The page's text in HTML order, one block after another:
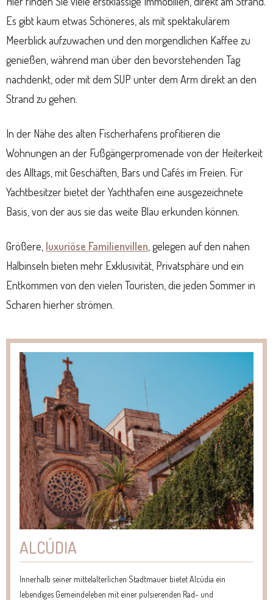
Es gibt kaum etwas Schöneres, als mit spektakulärem
Meerblick aufzuwachen und den morgendlichen Kaffee zu
genießen, während man über den bevorstehenden Tag
nachdenkt, oder mit dem SUP unter dem Arm direkt an den
Strand zu gehen.
In der Nähe des alten Fischerhafens profitieren die
Wohnungen an der Fußgängerpromenade von der Heiterkeit
des Alltags, mit Geschäften, Bars und Cafés im Freien. Für
Yachtbesitzer bietet der Yachthafen eine ausgezeichnete
Basis, von der aus sie das weite Blau erkunden können.
Größere, luxuriöse Familienvillen , gelegen auf den nahen
Halbinseln bieten mehr Exklusivität, Privatsphäre und ein
Entkommen von den vielen Touristen, die jeden Sommer in
Scharen hierher strömen.
ALCÚDIA
Innerhalb seiner mittelalterlichen Stadtmauer bietet Alcúdia ein
lebendiges Gemeindeleben mit einer pulsierenden Rad- und